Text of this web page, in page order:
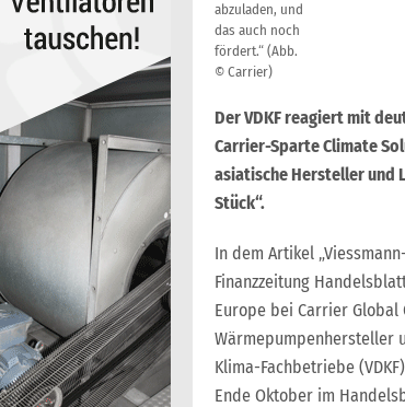
abzuladen, und
das auch noch
fördert.“ (Abb.
© Carrier)
Der VDKF reagiert mit
Carrier-Sparte Climate
asiatische Hersteller und
Stück“.
In dem Artikel
Finanzzeitung
Europe bei Carrier Global
Wärmepumpenhersteller
Klima-Fachbetriebe
Ende Oktober im